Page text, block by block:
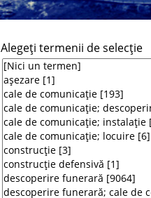
Alegeţi termenii de selecţie